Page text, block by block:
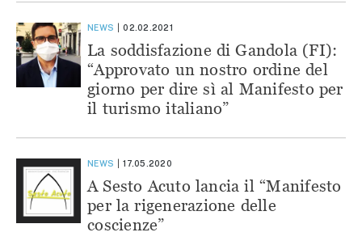
NEWS 02.02.2021
La soddisfazione di Gandola (FI):
“Approvato un nostro ordine del
giorno per dire sì al Manifesto per
il turismo italiano”
NEWS 17.05.2020
A Sesto Acuto lancia il “Manifesto
per la rigenerazione delle
coscienze”